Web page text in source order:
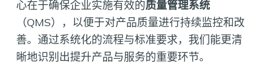
心在于确保企业实施有效的质量管理系统
（QMS），以便于对产品质量进行持续监控和改
善。通过系统化的流程与标准要求，我们能更清
晰地识别出提升产品与服务的重要环节。